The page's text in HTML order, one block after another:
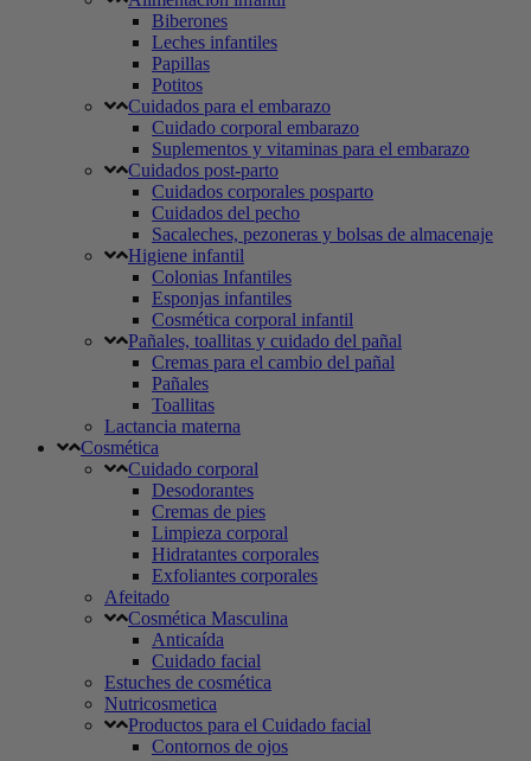
Biberones
Leches infantiles
Papillas
Potitos
Cuidados para el embarazo
Cuidado corporal embarazo
Suplementos y vitaminas para el embarazo
Cuidados post-parto
Cuidados corporales posparto
Cuidados del pecho
Sacaleches, pezoneras y bolsas de almacenaje
Higiene infantil
Colonias Infantiles
Esponjas infantiles
Cosmética corporal infantil
Pañales, toallitas y cuidado del pañal
Cremas para el cambio del pañal
Pañales
Toallitas
Lactancia materna
Cosmética
Cuidado corporal
Desodorantes
Cremas de pies
Limpieza corporal
Hidratantes corporales
Exfoliantes corporales
Afeitado
Cosmética Masculina
Anticaída
Cuidado facial
Estuches de cosmética
Nutricosmetica
Productos para el Cuidado facial
Contornos de ojos